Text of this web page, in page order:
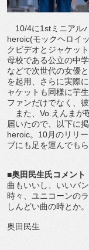
10/4に1stミニアル
heroic(モックヘロイ
クビデオとジャケッ
母校である公立の中
などで次世代の女優
を起用、さらに実際
ャケットも同様に芋
ファンだけでなく、
また、Vo.えんまが
届いたので、以下に
heroic。10月のリリ
ブにも足を運んでもら
■奥田民生氏コメント
曲もいいし、いいバ
時々、ユニコーンの
しんどい曲の時とか。
奥田民生